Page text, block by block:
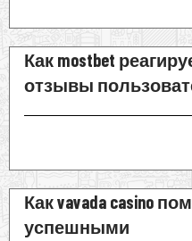
Как mostbet
отзывы
Как vavada casino
успешными